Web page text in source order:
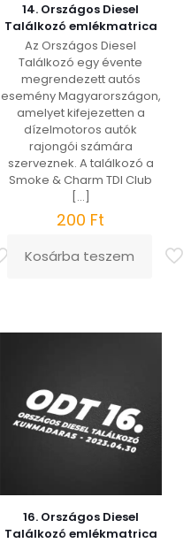
14. Országos Diesel
Találkozó emlékmatrica
Az Országos Diesel
Találkozó egy évente
megrendezett autós
esemény Magyarországon,
amelyet kifejezetten a
dízelmotoros autók
rajongói számára
szerveznek. A találkozó a
Smoke & Charm TDI Club
[…]
200 Ft
Kosárba teszem
16. Országos Diesel
Találkozó emlékmatrica